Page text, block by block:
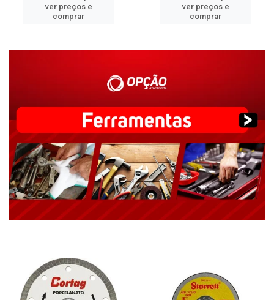
ver preços e
comprar
ver preços e
comprar